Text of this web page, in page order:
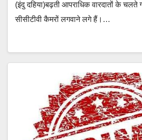
(इंदु दहिया)बढ़ती आपराधिक वारदातों के चलते
सीसीटीवी कैमरों लगवाने लगे हैं।…